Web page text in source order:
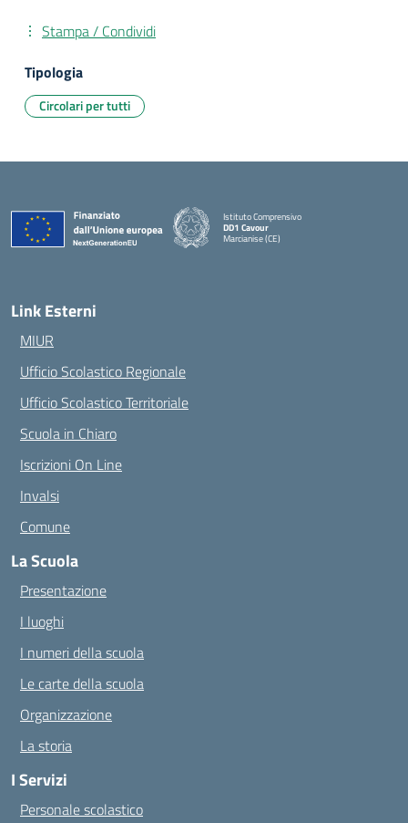
Stampa / Condividi
Tipologia
Circolari per tutti
Istituto Comprensivo
DD1 Cavour
Marcianise (CE)
Link Esterni
MIUR
Ufficio Scolastico Regionale
Ufficio Scolastico Territoriale
Scuola in Chiaro
Iscrizioni On Line
Invalsi
Comune
La Scuola
Presentazione
I luoghi
I numeri della scuola
Le carte della scuola
Organizzazione
La storia
I Servizi
Personale scolastico